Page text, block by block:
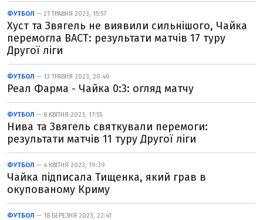
ФУТБОЛ — 21 ТРАВНЯ 2023, 15:57
Хуст та Звягель не виявили сильнішого, Чайка
перемогла ВАСТ: результати матчів 17 туру
Другої ліги
ФУТБОЛ — 13 ТРАВНЯ 2023, 20:40
Реал Фарма - Чайка 0:3: огляд матчу
ФУТБОЛ — 8 КВІТНЯ 2023, 17:55
Нива та Звягель святкували перемоги:
результати матчів 11 туру Другої ліги
ФУТБОЛ — 4 КВІТНЯ 2023, 19:39
Чайка підписала Тищенка, який грав в
окупованому Криму
ФУТБОЛ — 18 БЕРЕЗНЯ 2023, 22:41